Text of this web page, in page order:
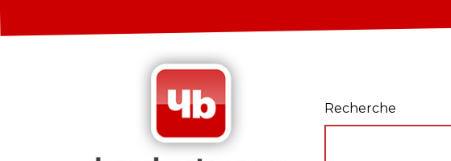
Recherche